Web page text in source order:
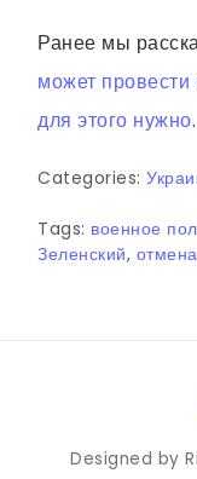
Ранее мы
может
для этого нужно.
Categories:
Tags: военное
Зеленский,
Designed by